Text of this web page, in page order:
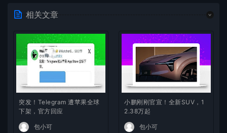
相关文章
突发！Telegram 遭苹果全球
下架，官方回应
包小可
小鹏刚刚官宣！全新SUV，1
2.38万起
包小可